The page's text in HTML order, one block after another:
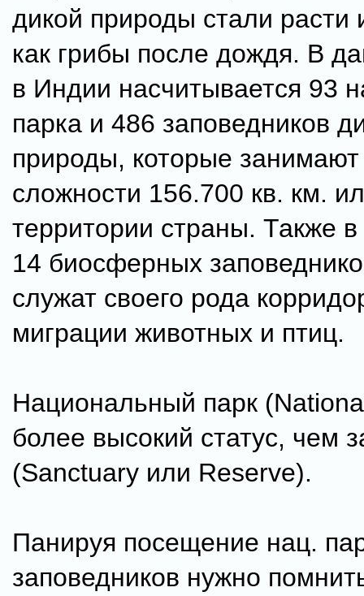
дикой природы стали расти
как грибы после дождя. В
в Индии насчитывается 93
парка и 486 заповедников
природы, которые
сложности 156.700 кв. км.
территории страны. Также
14 биосферных
служат своего рода
миграции животных и птиц.
Национальный парк
более высокий статус, чем
(Sanctuary или Reserve).
Панируя посещение нац.
заповедников нужно